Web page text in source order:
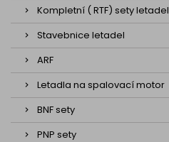
Kompletní ( RTF) sety letadel
Stavebnice letadel
ARF
Letadla na spalovací motor
BNF sety
PNP sety